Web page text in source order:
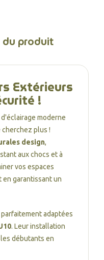
produit
Extérieurs
!
moderne
cherchez plus !
design,
aux chocs et à
vos espaces
garantissant un
adaptées
. Leur installation
débutants en